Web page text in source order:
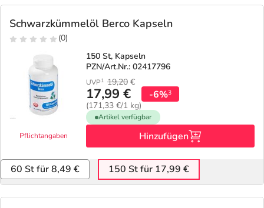
Schwarzkümmelöl Berco Kapseln
(0)
Pflichtangaben
150 St, Kapseln
PZN/Art.Nr.: 02417796
UVP1 19,20 €
17,99 €
(171,33 €/1 kg)
-6%3
Artikel verfügbar
Hinzufügen
60 St für 8,49 € 150 St für 17,99 €